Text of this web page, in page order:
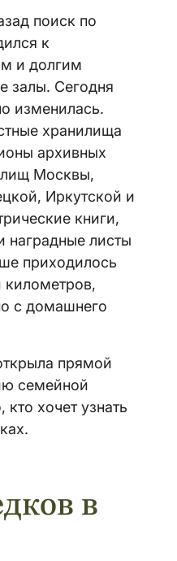
поиск по
к
и долгим
залы. Сегодня
изменилась.
хранилища
архивных
Москвы,
Иркутской и
книги,
наградные листы
приходилось
километров,
с домашнего
прямой
семейной
хочет узнать
в